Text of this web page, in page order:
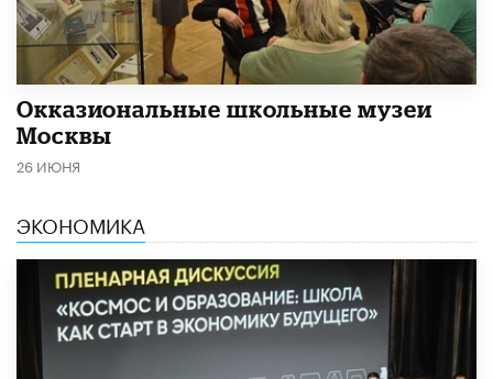
​Окказиональные школьные музеи
Москвы
26 ИЮНЯ
ЭКОНОМИКА